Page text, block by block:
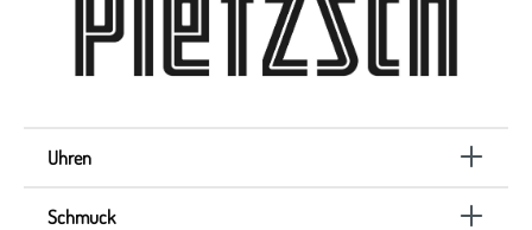
Uhren
Schmuck